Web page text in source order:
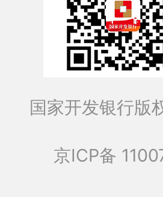
国家开发银行
京ICP备